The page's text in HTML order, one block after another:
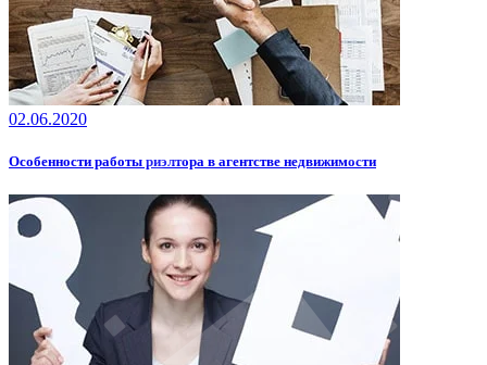
02.06.2020
Особенности работы риэлтора в агентстве недвижимости